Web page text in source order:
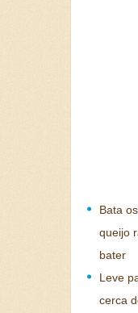
Bata
queijo
bater
Leve
cerca